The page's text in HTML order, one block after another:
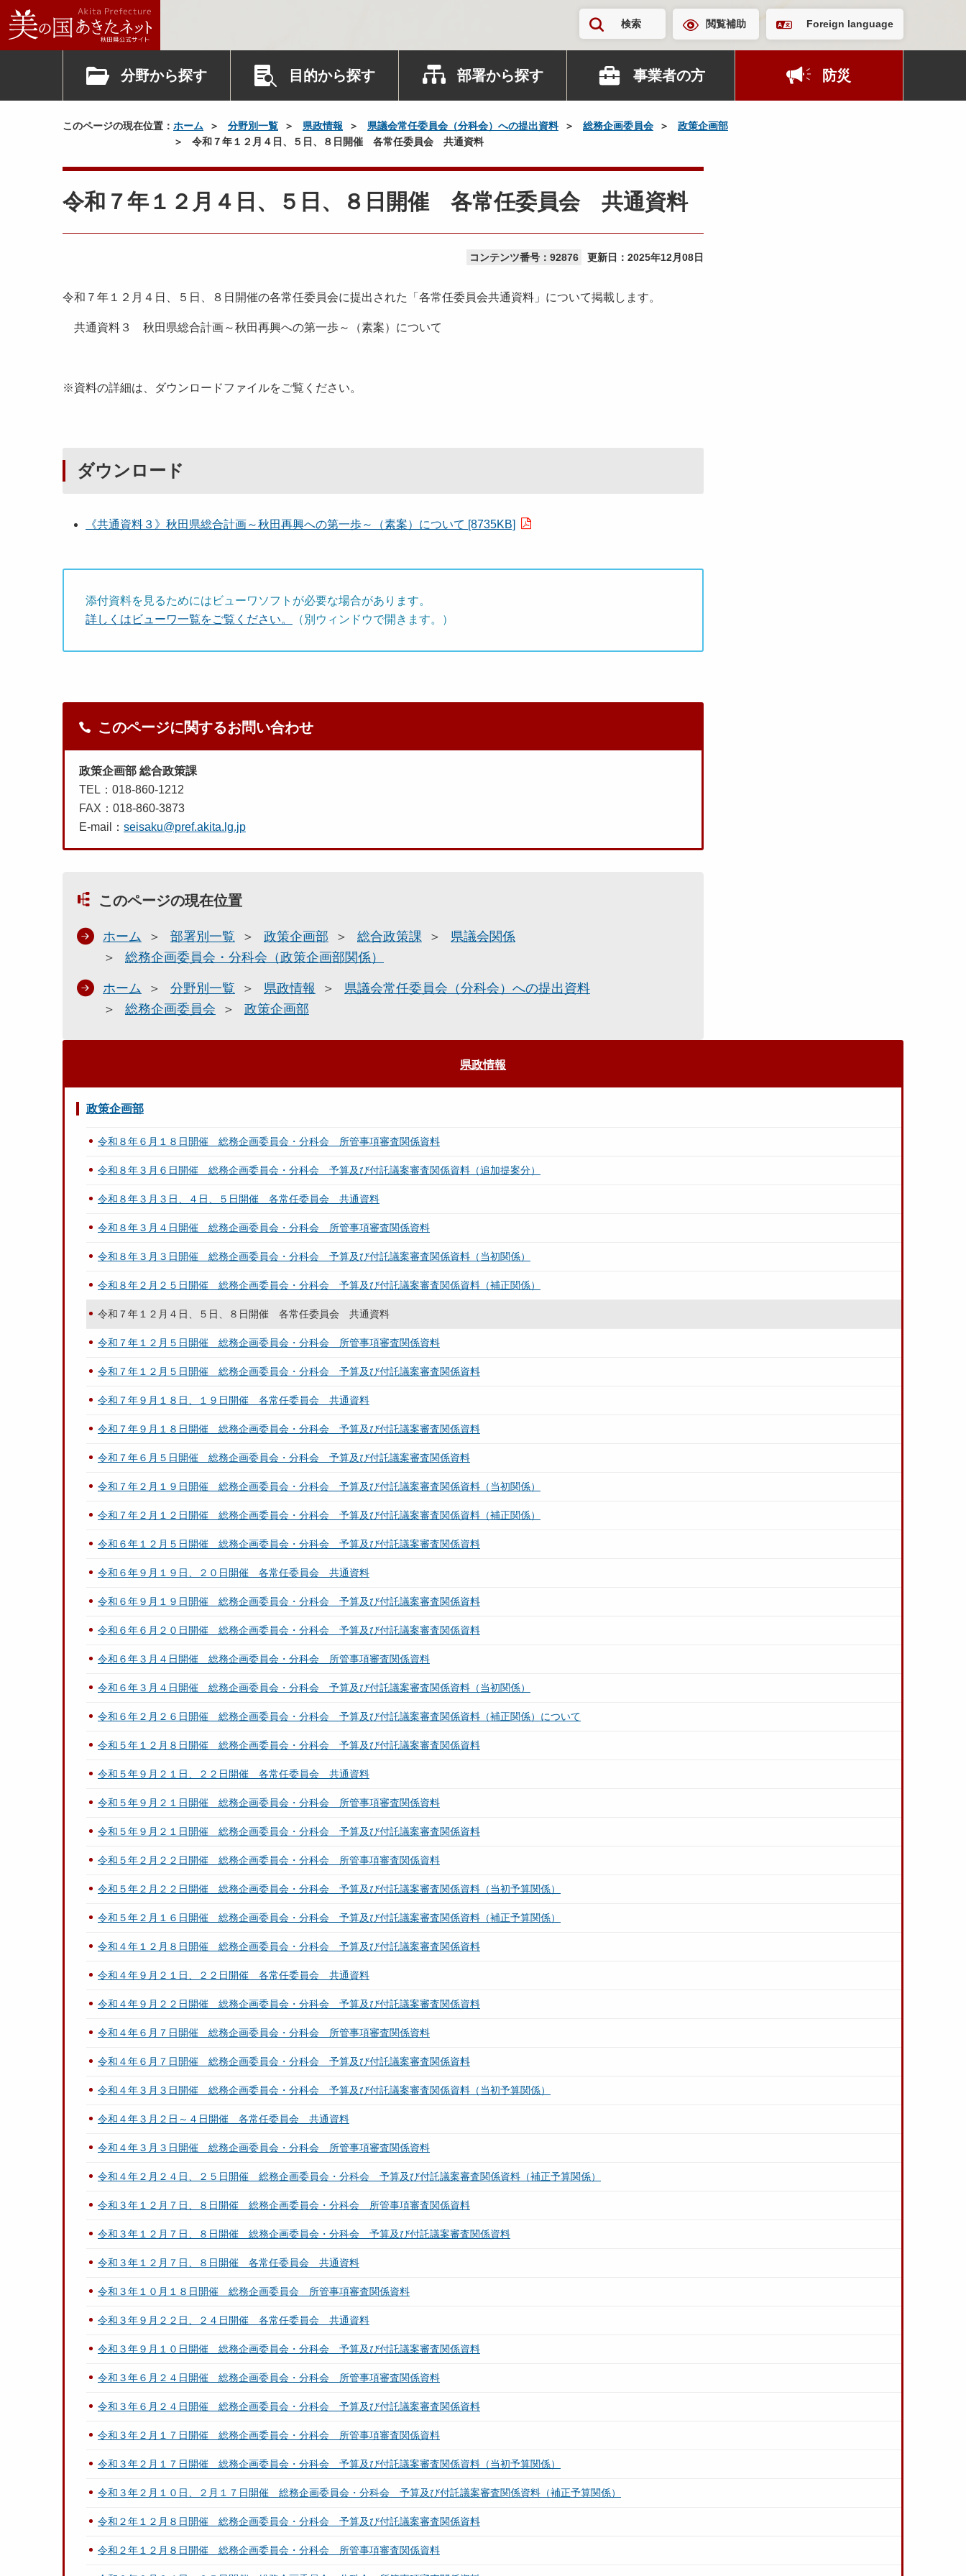
検索 閲覧補助 Foreign language
分野から探す 目的から探す 部署から探す 事業者の方 防災
このページの現在位置： ホーム 分野別一覧 県政情報 県議会常任委員会（分科会）への提出資料 総務企画委員会
政策企画部
令和７年１２月４日、５日、８日開催 各常任委員会 共通資料
令和７年１２月４日、５日、８日開催 各常任委員会 共通資料
コンテンツ番号：92876 更新日： 2025年12月08日
令和７年１２月４日、５日、８日開催の各常任委員会に提出された「各常任委員会共通資料」について掲載します。
共通資料３ 秋田県総合計画～秋田再興への第一歩～（素案）について
※資料の詳細は、ダウンロードファイルをご覧ください。
ダウンロード
《共通資料３》秋田県総合計画～秋田再興への第一歩～（素案）について [8735KB]
添付資料を見るためにはビューワソフトが必要な場合があります。
詳しくはビューワ一覧をご覧ください。
（別ウィンドウで開きます。）
このページに関するお問い合わせ
政策企画部 総合政策課
TEL：018-860-1212
FAX：018-860-3873
E-mail： seisaku@pref.akita.lg.jp
このページの現在位置
ホーム 部署別一覧 政策企画部 総合政策課
県議会関係
総務企画委員会・分科会（政策企画部関係）
ホーム 分野別一覧 県政情報
県議会常任委員会（分科会）への提出資料
総務企画委員会
政策企画部
県政情報
政策企画部
令和８年６月１８日開催 総務企画委員会・分科会 所管事項審査関係資料
令和８年３月６日開催 総務企画委員会・分科会 予算及び付託議案審査関係資料（追加提案分）
令和８年３月３日、４日、５日開催 各常任委員会 共通資料
令和８年３月４日開催 総務企画委員会・分科会 所管事項審査関係資料
令和８年３月３日開催 総務企画委員会・分科会 予算及び付託議案審査関係資料（当初関係）
令和８年２月２５日開催 総務企画委員会・分科会 予算及び付託議案審査関係資料（補正関係）
令和７年１２月４日、５日、８日開催 各常任委員会 共通資料
令和７年１２月５日開催 総務企画委員会・分科会 所管事項審査関係資料
令和７年１２月５日開催 総務企画委員会・分科会 予算及び付託議案審査関係資料
令和７年９月１８日、１９日開催 各常任委員会 共通資料
令和７年９月１８日開催 総務企画委員会・分科会 予算及び付託議案審査関係資料
令和７年６月５日開催 総務企画委員会・分科会 予算及び付託議案審査関係資料
令和７年２月１９日開催 総務企画委員会・分科会 予算及び付託議案審査関係資料（当初関係）
令和７年２月１２日開催 総務企画委員会・分科会 予算及び付託議案審査関係資料（補正関係）
令和６年１２月５日開催 総務企画委員会・分科会 予算及び付託議案審査関係資料
令和６年９月１９日、２０日開催 各常任委員会 共通資料
令和６年９月１９日開催 総務企画委員会・分科会 予算及び付託議案審査関係資料
令和６年６月２０日開催 総務企画委員会・分科会 予算及び付託議案審査関係資料
令和６年３月４日開催 総務企画委員会・分科会 所管事項審査関係資料
令和６年３月４日開催 総務企画委員会・分科会 予算及び付託議案審査関係資料（当初関係）
令和６年２月２６日開催 総務企画委員会・分科会 予算及び付託議案審査関係資料（補正関係）について
令和５年１２月８日開催 総務企画委員会・分科会 予算及び付託議案審査関係資料
令和５年９月２１日、２２日開催 各常任委員会 共通資料
令和５年９月２１日開催 総務企画委員会・分科会 所管事項審査関係資料
令和５年９月２１日開催 総務企画委員会・分科会 予算及び付託議案審査関係資料
令和５年２月２２日開催 総務企画委員会・分科会 所管事項審査関係資料
令和５年２月２２日開催 総務企画委員会・分科会 予算及び付託議案審査関係資料（当初予算関係）
令和５年２月１６日開催 総務企画委員会・分科会 予算及び付託議案審査関係資料（補正予算関係）
令和４年１２月８日開催 総務企画委員会・分科会 予算及び付託議案審査関係資料
令和４年９月２１日、２２日開催 各常任委員会 共通資料
令和４年９月２２日開催 総務企画委員会・分科会 予算及び付託議案審査関係資料
令和４年６月７日開催 総務企画委員会・分科会 所管事項審査関係資料
令和４年６月７日開催 総務企画委員会・分科会 予算及び付託議案審査関係資料
令和４年３月３日開催 総務企画委員会・分科会 予算及び付託議案審査関係資料（当初予算関係）
令和４年３月２日～４日開催 各常任委員会 共通資料
令和４年３月３日開催 総務企画委員会・分科会 所管事項審査関係資料
令和４年２月２４日、２５日開催 総務企画委員会・分科会 予算及び付託議案審査関係資料（補正予算関係）
令和３年１２月７日、８日開催 総務企画委員会・分科会 所管事項審査関係資料
令和３年１２月７日、８日開催 総務企画委員会・分科会 予算及び付託議案審査関係資料
令和３年１２月７日、８日開催 各常任委員会 共通資料
令和３年１０月１８日開催 総務企画委員会 所管事項審査関係資料
令和３年９月２２日、２４日開催 各常任委員会 共通資料
令和３年９月１０日開催 総務企画委員会・分科会 予算及び付託議案審査関係資料
令和３年６月２４日開催 総務企画委員会・分科会 所管事項審査関係資料
令和３年６月２４日開催 総務企画委員会・分科会 予算及び付託議案審査関係資料
令和３年２月１７日開催 総務企画委員会・分科会 所管事項審査関係資料
令和３年２月１７日開催 総務企画委員会・分科会 予算及び付託議案審査関係資料（当初予算関係）
令和３年２月１０日、２月１７日開催 総務企画委員会・分科会 予算及び付託議案審査関係資料（補正予算関係）
令和２年１２月８日開催 総務企画委員会・分科会 予算及び付託議案審査関係資料
令和２年１２月８日開催 総務企画委員会・分科会 所管事項審査関係資料